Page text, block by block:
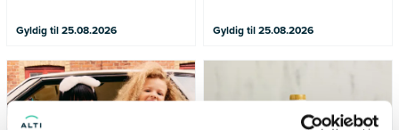
Gyldig til 25.08.2026 Gyldig til 25.08.2026
(gjelder ikke Newbie) Tilbudet
gjelder i perioden 7.8-17.8